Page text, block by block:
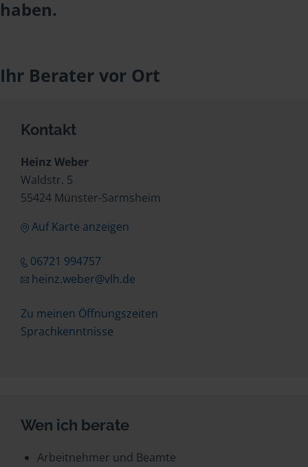
haben.
Ihr Berater vor Ort
Kontakt
Heinz Weber
Waldstr. 5
55424 Münster-Sarmsheim
Auf Karte anzeigen
06721 994757
heinz.weber@vlh.de
Zu meinen Öffnungszeiten
Sprachkenntnisse
Wen ich berate
Arbeitnehmer und Beamte